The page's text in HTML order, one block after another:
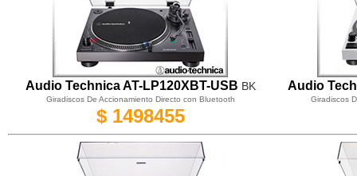
Audio Technica AT-LP120XBT-USB BK Audio
Giradiscos De Accionamiento Directo con Bluetooth Giradiscos
$ 1498455